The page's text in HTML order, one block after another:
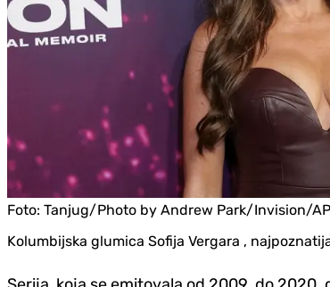
Foto: Tanjug/Photo by Andrew Park/Invision/AP
Kolumbijska glumica Sofija Vergara ,